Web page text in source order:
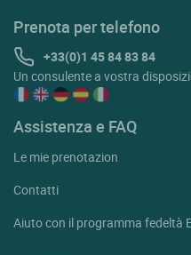
Prenota per telefono
+33(0)1 45 84 83 84
Un consulente a vostra
Assistenza e FAQ
Le mie prenotazion
Contatti
Aiuto con il programma fedeltà